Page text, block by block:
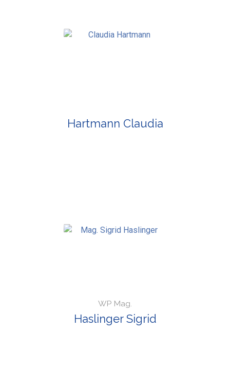
Hartmann Claudia
WP Mag.
Haslinger Sigrid